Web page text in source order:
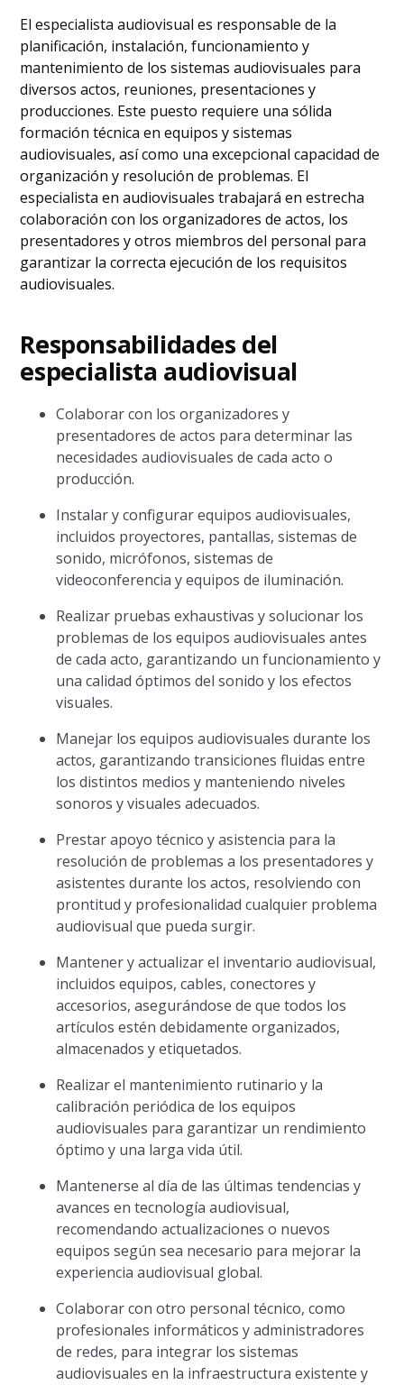
El especialista audiovisual es responsable de la
planificación, instalación, funcionamiento y
mantenimiento de los sistemas audiovisuales para
diversos actos, reuniones, presentaciones y
producciones. Este puesto requiere una sólida
formación técnica en equipos y sistemas
audiovisuales, así como una excepcional capacidad de
organización y resolución de problemas. El
especialista en audiovisuales trabajará en estrecha
colaboración con los organizadores de actos, los
presentadores y otros miembros del personal para
garantizar la correcta ejecución de los requisitos
audiovisuales.
Responsabilidades del
especialista audiovisual
Colaborar con los organizadores y
presentadores de actos para determinar las
necesidades audiovisuales de cada acto o
producción.
Instalar y configurar equipos audiovisuales,
incluidos proyectores, pantallas, sistemas de
sonido, micrófonos, sistemas de
videoconferencia y equipos de iluminación.
Realizar pruebas exhaustivas y solucionar los
problemas de los equipos audiovisuales antes
de cada acto, garantizando un funcionamiento y
una calidad óptimos del sonido y los efectos
visuales.
Manejar los equipos audiovisuales durante los
actos, garantizando transiciones fluidas entre
los distintos medios y manteniendo niveles
sonoros y visuales adecuados.
Prestar apoyo técnico y asistencia para la
resolución de problemas a los presentadores y
asistentes durante los actos, resolviendo con
prontitud y profesionalidad cualquier problema
audiovisual que pueda surgir.
Mantener y actualizar el inventario audiovisual,
incluidos equipos, cables, conectores y
accesorios, asegurándose de que todos los
artículos estén debidamente organizados,
almacenados y etiquetados.
Realizar el mantenimiento rutinario y la
calibración periódica de los equipos
audiovisuales para garantizar un rendimiento
óptimo y una larga vida útil.
Mantenerse al día de las últimas tendencias y
avances en tecnología audiovisual,
recomendando actualizaciones o nuevos
equipos según sea necesario para mejorar la
experiencia audiovisual global.
Colaborar con otro personal técnico, como
profesionales informáticos y administradores
de redes, para integrar los sistemas
audiovisuales en la infraestructura existente y